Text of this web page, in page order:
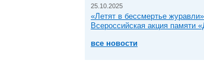
25.10.2025
«Летят в бессмертье
Всероссийская акция памяти
все новости